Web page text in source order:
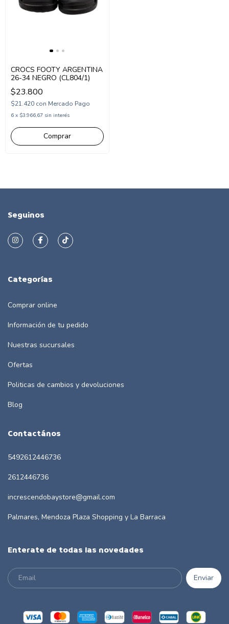
CROCS FOOTY ARGENTINA
26-34 NEGRO (CL804/1)
$23.800
$21.420 con Mercado Pago
6 x $3.966,67 sin interés
Seguinos
Categorías
Comprar online
Información de tu pedido
Nuestras sucursales
Ofertas
Politicas de cambios y devoluciones
Blog
Contactános
5492612446736
2612446736
increscendobaystore@gmail.com
Palmares, Mendoza Plaza Shopping y La Barraca
Enterate de todas las novedades